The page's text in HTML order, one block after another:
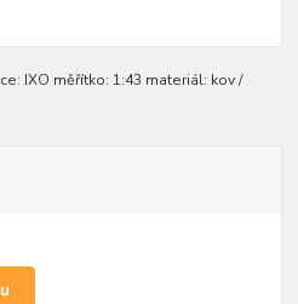
IXO měřítko: 1:43 materiál: kov /